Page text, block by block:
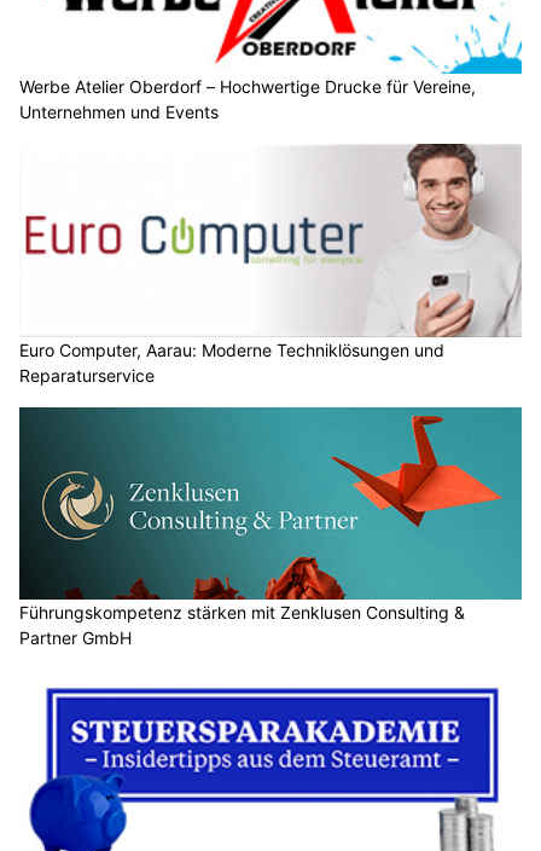
Werbe Atelier Oberdorf – Hochwertige Drucke für Vereine,
Unternehmen und Events
Euro Computer, Aarau: Moderne Techniklösungen und
Reparaturservice
Führungskompetenz stärken mit Zenklusen Consulting &
Partner GmbH